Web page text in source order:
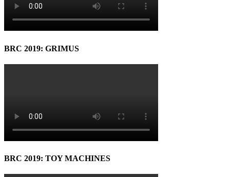
BRC 2019: GRIMUS
BRC 2019: TOY MACHINES